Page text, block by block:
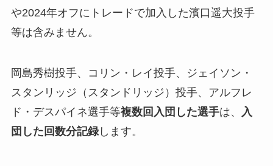
や2024年オフにトレードで加入した濱口遥大投手
等は含みません。
岡島秀樹投手、コリン・レイ投手、ジェイソン・
スタンリッジ（スタンドリッジ）投手、アルフレ
ド・デスパイネ選手等複数回入団した選手は、
入
団した回数分記録します。